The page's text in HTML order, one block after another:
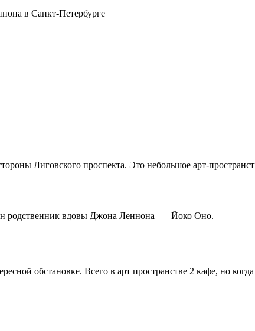
в Санкт-Петербурге
Лиговского проспекта. Это небольшое арт-
родственник вдовы Джона Леннона — Йоко Оно.
обстановке. Всего в арт пространстве 2 кафе, но